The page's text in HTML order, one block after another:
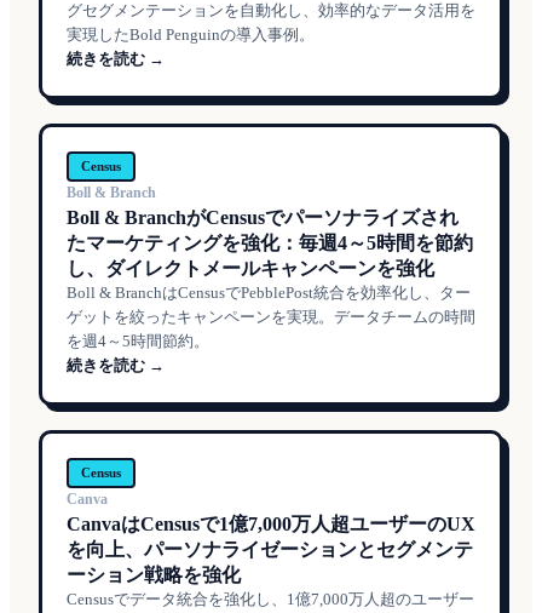
グセグメンテーションを自動化し、効率的なデータ活用を
実現したBold Penguinの導入事例。
続きを読む →
Census
Boll & Branch
Boll & BranchがCensusでパーソナライズされ
たマーケティングを強化：毎週4～5時間を節約
し、ダイレクトメールキャンペーンを強化
Boll & BranchはCensusでPebblePost統合を効率化し、ター
ゲットを絞ったキャンペーンを実現。データチームの時間
を週4～5時間節約。
続きを読む →
Census
Canva
CanvaはCensusで1億7,000万人超ユーザーのUX
を向上、パーソナライゼーションとセグメンテ
ーション戦略を強化
Censusでデータ統合を強化し、1億7,000万人超のユーザー